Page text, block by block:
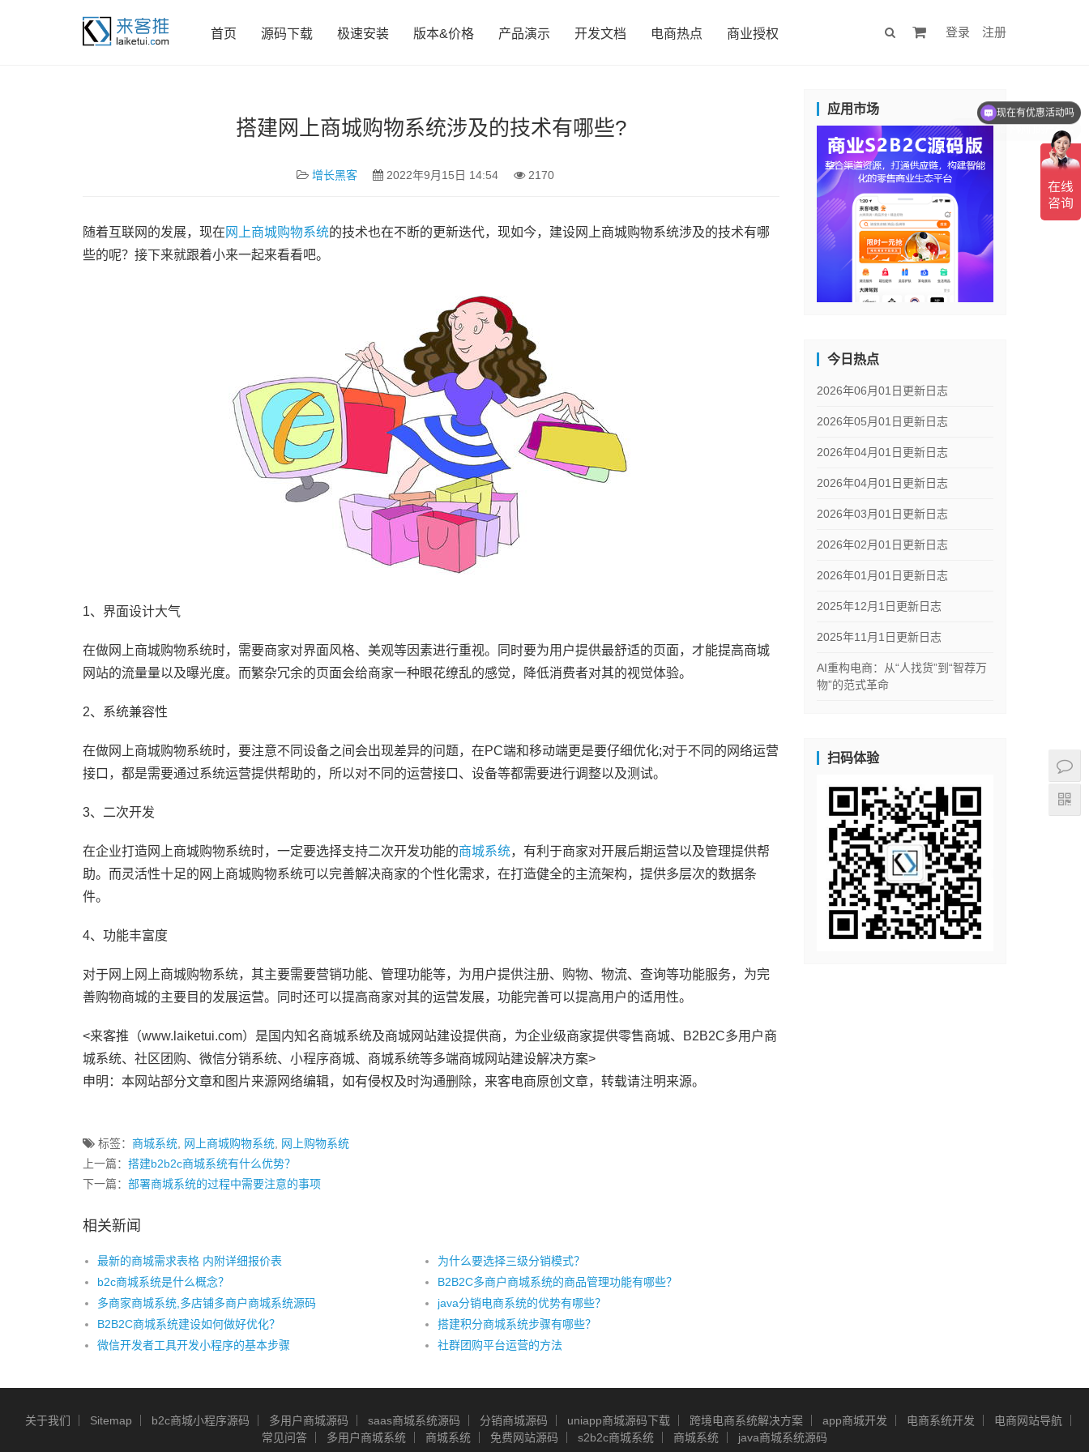
首页 源码下载 极速安装 版本&价格 产品演示 开发文档 电商热点 商业授权 登录 注册
搭建网上商城购物系统涉及的技术有哪些?
增长黑客 2022年9月15日 14:54 2170
随着互联网的发展，现在 网上商城购物系统的技术也在不断的更新迭代，现如今，建设网上商城购物系统涉及的技术有哪
些的呢？接下来就跟着小来一起来看看吧。
1、界面设计大气
在做网上商城购物系统时，需要商家对界面风格、美观等因素进行重视。同时要为用户提供最舒适的页面，才能提高商城
网站的流量量以及曝光度。而繁杂冗余的页面会给商家一种眼花缭乱的感觉，降低消费者对其的视觉体验。
2、系统兼容性
在做网上商城购物系统时，要注意不同设备之间会出现差异的问题，在PC端和移动端更是要仔细优化;对于不同的网络运营
接口，都是需要通过系统运营提供帮助的，所以对不同的运营接口、设备等都需要进行调整以及测试。
3、二次开发
在企业打造网上商城购物系统时，一定要选择支持二次开发功能的商城系统，有利于商家对开展后期运营以及管理提供帮
助。而灵活性十足的网上商城购物系统可以完善解决商家的个性化需求，在打造健全的主流架构，提供多层次的数据条
件。
4、功能丰富度
对于网上网上商城购物系统，其主要需要营销功能、管理功能等，为用户提供注册、购物、物流、查询等功能服务，为完
善购物商城的主要目的发展运营。同时还可以提高商家对其的运营发展，功能完善可以提高用户的适用性。
<来客推（www.laiketui.com）是国内知名商城系统及商城网站建设提供商，为企业级商家提供零售商城、B2B2C多用户商
城系统、社区团购、微信分销系统、小程序商城、商城系统等多端商城网站建设解决方案>
申明：本网站部分文章和图片来源网络编辑，如有侵权及时沟通删除，来客电商原创文章，转载请注明来源。
标签： 商城系统 网上商城购物系统
网上购物系统
上一篇： 搭建b2b2c商城系统有什么优势？
下一篇： 部署商城系统的过程中需要注意的事项
相关新闻
最新的商城需求表格 内附详细报价表
为什么要选择三级分销模式？
b2c商城系统是什么概念？
B2B2C多商户商城系统的商品管理功能有哪些？
多商家商城系统,多店铺多商户商城系统源码
java分销电商系统的优势有哪些？
B2B2C商城系统建设如何做好优化？
搭建积分商城系统步骤有哪些？
微信开发者工具开发小程序的基本步骤
社群团购平台运营的方法
应用市场
今日热点
2026年06月01日更新日志
2026年05月01日更新日志
2026年04月01日更新日志
2026年04月01日更新日志
2026年03月01日更新日志
2026年02月01日更新日志
2026年01月01日更新日志
2025年12月1日更新日志
2025年11月1日更新日志
AI重构电商：从“人找货”到“智荐万
物”的范式革命
扫码体验
关于我们 Sitemap b2c商城小程序源码 多用户商城源码 saas商城系统源码 分销商城源码 uniapp商城源码下载 跨境电商系统解决方案 app商城开发 电商系统开发
电商网站导航
常见问答
多用户商城系统 商城系统 免费网站源码 s2b2c商城系统 商城系统 java商城系统源码
可以介绍下你们的产品么